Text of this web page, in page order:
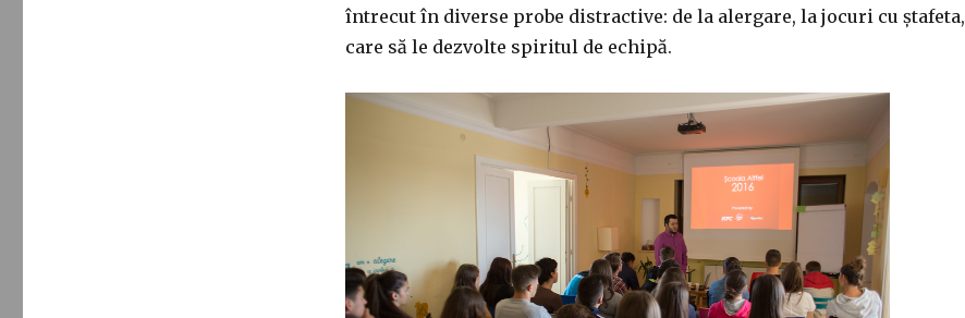
întrecut în diverse probe distractive: de la alergare, la jocuri cu ștafeta,
care să le dezvolte spiritul de echipă.